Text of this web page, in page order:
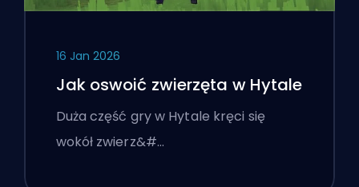
16 Jan 2026
Jak oswoić zwierzęta w Hytale
Duża część gry w Hytale kręci się
wokół zwierz&#…